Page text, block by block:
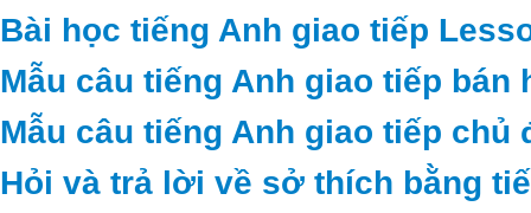
Bài học tiếng Anh giao tiếp
Mẫu câu tiếng Anh giao tiếp bán
Mẫu câu tiếng Anh giao tiếp
Hỏi và trả lời về sở thích bằng